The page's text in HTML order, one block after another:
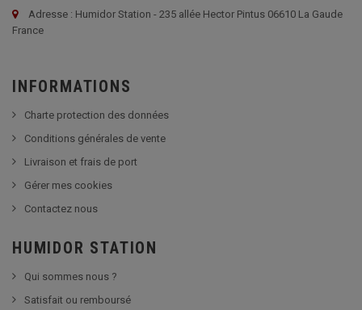
Adresse : Humidor Station - 235 allée Hector Pintus 06610 La Gaude
France
INFORMATIONS
Charte protection des données
Conditions générales de vente
Livraison et frais de port
Gérer mes cookies
Contactez nous
HUMIDOR STATION
Qui sommes nous ?
Satisfait ou remboursé